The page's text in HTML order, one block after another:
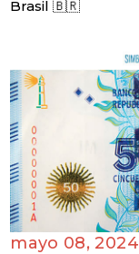
Brasil 🇧🇷
mayo 08,